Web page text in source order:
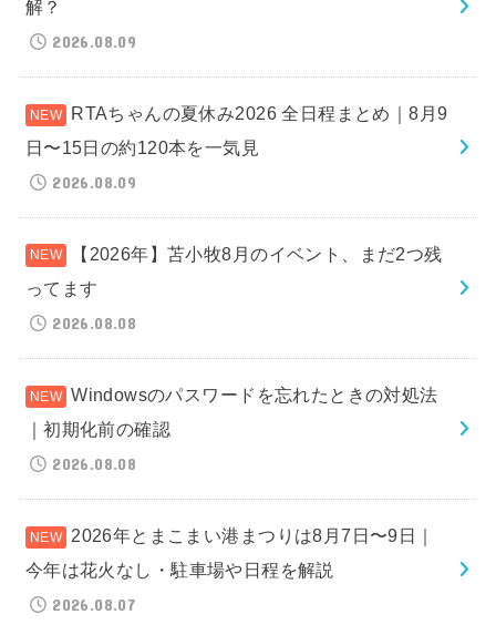
解？
2026.08.09
RTAちゃんの夏休み2026 全日程まとめ｜8月9
日〜15日の約120本を一気見
2026.08.09
【2026年】苫小牧8月のイベント、まだ2つ残
ってます
2026.08.08
Windowsのパスワードを忘れたときの対処法
｜初期化前の確認
2026.08.08
2026年とまこまい港まつりは8月7日〜9日｜
今年は花火なし・駐車場や日程を解説
2026.08.07